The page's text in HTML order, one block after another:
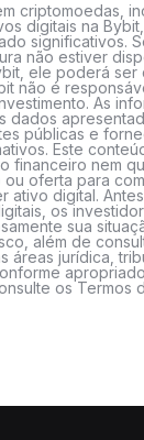
criptomoedas,
digitais na
significativos.
não estiver
ele poderá ser
não é
As
dados
públicas e
Este
financeiro nem
oferta para
ativo digital.
os
sua
além de
áreas jurídica,
os Termos